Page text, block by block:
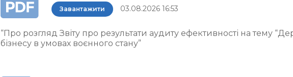
Завантажити 03.08.2026 16:53
“Про розгляд Звіту про результати аудиту ефективності на тему
бізнесу в умовах воєнного стану”